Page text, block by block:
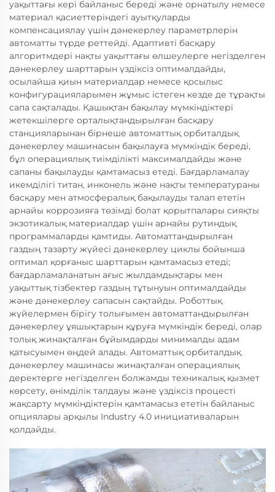
уақыттағы кері байланыс береді және орнатылу немесе
материал қасиеттеріндегі ауытқуларды
компенсациялау үшін дәнекерлеу параметрлерін
автоматты түрде реттейді. Адаптивті басқару
алгоритмдері нақты уақыттағы өлшеулерге негізделген
дәнекерлеу шарттарын үздіксіз оптималдайды,
осылайша қиын материалдар немесе қосылыс
конфигурацияларымен жұмыс істеген кезде де тұрақты
сапа сақталады. Қашықтан бақылау мүмкіндіктері
жетекшілерге орталықтандырылған басқару
станцияларынан бірнеше автоматтық орбиталдық
дәнекерлеу машинасын бақылауға мүмкіндік береді,
бұл операциялық тиімділікті максималдайды және
сапаны бақылауды қамтамасыз етеді. Бағдарламалау
икемділігі титан, инконель және нақты температураны
басқару мен атмосфералық бақылауды талап ететін
арнайы коррозияға төзімді болат қорытпалары сияқты
экзотикалық материалдар үшін арнайы рутиндық
программаларды қамтиды. Автоматтандырылған
газдың тазарту жүйесі дәнекерлеу циклы бойынша
оптимал қорғаныс шарттарын қамтамасыз етеді;
бағдарламаланатын ағыс жылдамдықтары мен
уақыттық тізбектер газдың тұтынуын оптималдайды
және дәнекерлеу сапасын сақтайды. Роботтық
жүйелермен бірігу толығымен автоматтандырылған
дәнекерлеу ұяшықтарын құруға мүмкіндік береді, олар
толық жинақталған бұйымдарды минималды адам
қатысуымен өңдей алады. Автоматтық орбиталдық
дәнекерлеу машинасы жинақталған операциялық
деректерге негізделген болжамды техникалық қызмет
көрсету, өнімділік талдауы және үздіксіз процесті
жақсарту мүмкіндіктерін қамтамасыз ететін байланыс
опциялары арқылы Industry 4.0 инициативаларын
қолдайды.